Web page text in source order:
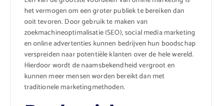
het vermogen om een groter publiek te bereiken dan
ooit tevoren. Door gebruik te maken van
zoekmachineoptimalisatie (SEO), social media marketing
en online advertenties kunnen bedrijven hun boodschap
verspreiden naar potentiële klanten over de hele wereld.
Hierdoor wordt de naamsbekendheid vergroot en
kunnen meer mensen worden bereikt dan met
traditionele marketingmethoden.